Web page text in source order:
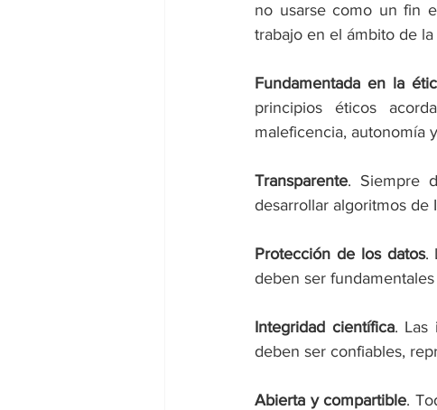
no usarse como un fin
trabajo en el ámbito de
Fundamentada en la
principios éticos
maleficencia, autonomía
Transparente. Siempre
desarrollar algoritmos de
Protección de los datos.
deben ser
Integridad científica. Las
deben ser confiables,
Abierta y compartible.